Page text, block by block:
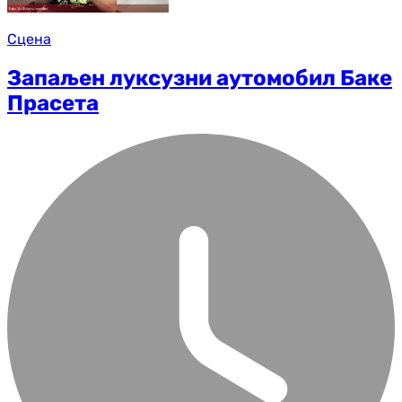
Сцена
Запаљен луксузни аутомобил Баке
Прасета